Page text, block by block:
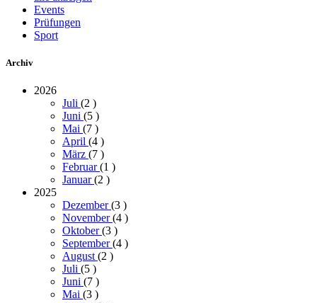
Events
Prüfungen
Sport
Archiv
2026
Juli (2 )
Juni (5 )
Mai (7 )
April (4 )
März (7 )
Februar(1 )
Januar(2 )
2025
Dezember(3 )
November(4 )
Oktober(3 )
September(4 )
August (2 )
Juli (5 )
Juni (7 )
Mai (3 )